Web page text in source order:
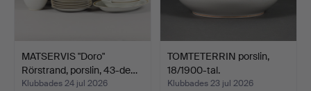
MATSERVIS "Doro"
Rörstrand, porslin, 43-de…
Klubbades 24 jul 2026
TOMTETERRIN porslin,
18/1900-tal.
Klubbades 23 jul 2026